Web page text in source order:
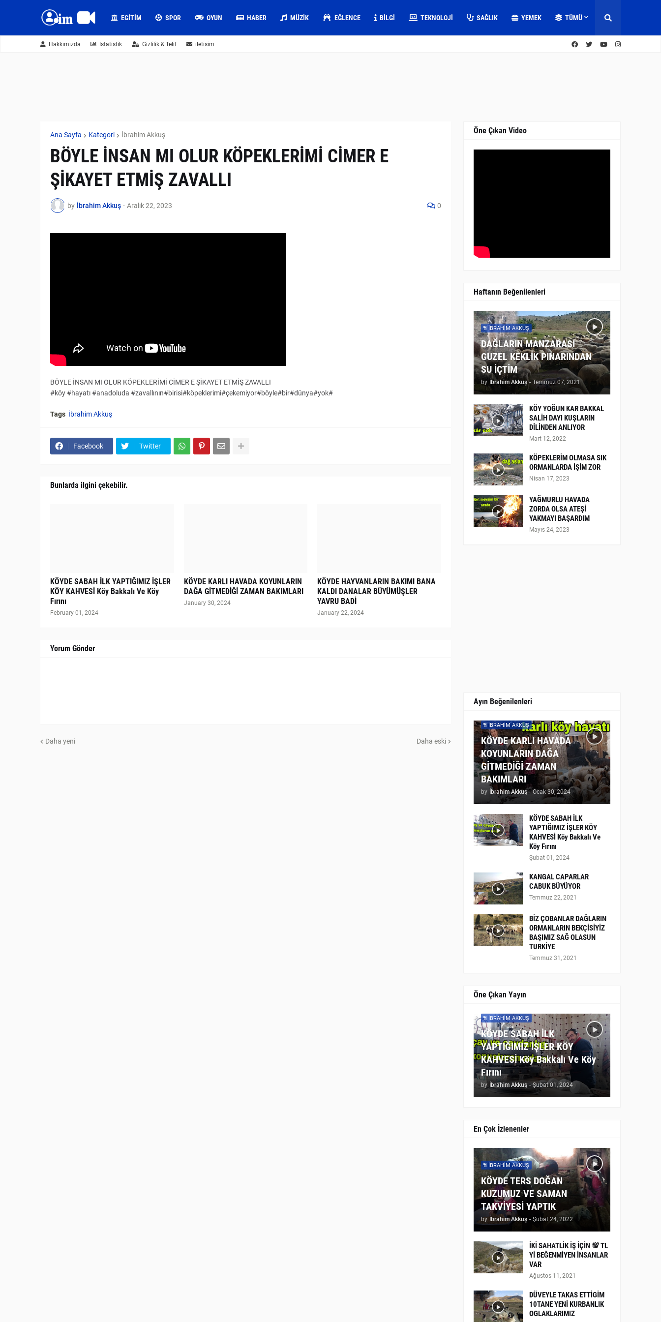
EGITIM SPOR OYUN HABER MÜZIK EĞLENCE BILGI TEKNOLOJI SAĞLIK YEMEK TÜMÜ
Hakkımızda İstatistik Gizlilik & Telif iletisim
Ana Sayfa Kategori İbrahim Akkuş
BÖYLE İNSAN MI OLUR KÖPEKLERİMİ CİMER E
ŞİKAYET ETMİŞ ZAVALLI
by İbrahim Akkuş - Aralık 22, 2023 0
BÖYLE İNSAN MI OLUR KÖPEKLERİMİ CİMER E ŞİKAYET ETMİŞ ZAVALLI
#köy #hayatı #anadoluda #zavallının#birisi#köpeklerimi#çekemiyor#böyle#bir#dünya#yok#
Tags İbrahim Akkuş
Facebook Twitter
Bunlarda ilgini çekebilir.
KÖYDE SABAH İLK YAPTIĞIMIZ İŞLER
KÖY KAHVESİ Köy Bakkalı Ve Köy
Fırını
February 01, 2024
KÖYDE KARLI HAVADA KOYUNLARIN
DAĞA GİTMEDİĞİ ZAMAN BAKIMLARI
January 30, 2024
KÖYDE HAYVANLARIN BAKIMI BANA
KALDI DANALAR BÜYÜMÜŞLER
YAVRU BADİ
January 22, 2024
Yorum Gönder
Daha yeni Daha eski
Öne Çıkan Video
Haftanın Beğenilenleri
İBRAHIM AKKUŞ
DAĞLARIN MANZARASI
GUZEL KEKLİK PINARINDAN
SU İÇTİM
by İbrahim Akkuş - Temmuz 07, 2021
KÖY YOĞUN KAR BAKKAL
SALİH DAYI KUŞLARIN
DİLİNDEN ANLIYOR
Mart 12, 2022
KÖPEKLERİM OLMASA SIK
ORMANLARDA İŞİM ZOR
Nisan 17, 2023
YAĞMURLU HAVADA
ZORDA OLSA ATEŞİ
YAKMAYI BAŞARDIM
Mayıs 24, 2023
Ayın Beğenilenleri
İBRAHIM AKKUŞ
KÖYDE KARLI HAVADA
KOYUNLARIN DAĞA
GİTMEDİĞİ ZAMAN
BAKIMLARI
by İbrahim Akkuş - Ocak 30, 2024
KÖYDE SABAH İLK
YAPTIĞIMIZ İŞLER KÖY
KAHVESİ Köy Bakkalı Ve
Köy Fırını
Şubat 01, 2024
KANGAL CAPARLAR
CABUK BÜYÜYOR
Temmuz 22, 2021
BİZ ÇOBANLAR DAĞLARIN
ORMANLARIN BEKÇİSİYİZ
BAŞIMIZ SAĞ OLASUN
TURKİYE
Temmuz 31, 2021
Öne Çıkan Yayın
İBRAHIM AKKUŞ
KÖYDE SABAH İLK
YAPTIĞIMIZ İŞLER KÖY
KAHVESİ Köy Bakkalı Ve Köy
Fırını
by İbrahim Akkuş - Şubat 01, 2024
En Çok İzlenenler
İBRAHIM AKKUŞ
KÖYDE TERS DOĞAN
KUZUMUZ VE SAMAN
TAKVİYESİ YAPTIK
by İbrahim Akkuş - Şubat 24, 2022
İKİ SAHATLİK İŞ İÇİN 💯 TL
Yİ BEĞENMİYEN İNSANLAR
VAR
Ağustos 11, 2021
DÜVEYLE TAKAS ETTİGİM
10TANE YENİ KURBANLIK
OGLAKLARIMIZ